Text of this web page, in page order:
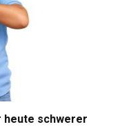
heute schwerer